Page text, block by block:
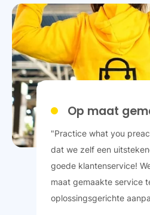
Op maat
"Practice what you
dat we zelf een
goede klantenservice!
maat gemaakte service
oplossingsgerichte